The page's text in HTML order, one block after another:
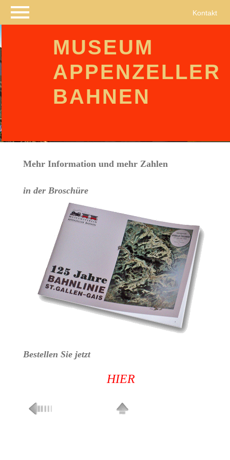
Navigation
überspringen
Kontakt
MUSEUM
APPENZELLER
BAHNEN
Mehr Information und mehr Zahlen
in der Broschüre
Bestellen Sie jetzt
HIER